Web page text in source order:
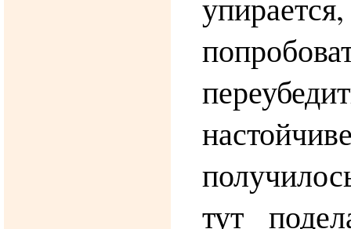
тут